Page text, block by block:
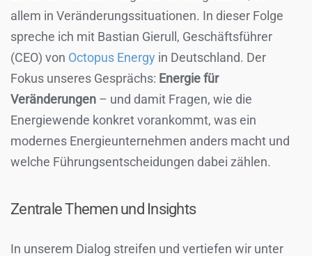
allem in Veränderungssituationen. In dieser Folge
spreche ich mit Bastian Gierull, Geschäftsführer
(CEO) von Octopus Energy in Deutschland. Der
Fokus unseres Gesprächs: Energie für
Veränderungen – und damit Fragen, wie die
Energiewende konkret vorankommt, was ein
modernes Energieunternehmen anders macht und
welche Führungsentscheidungen dabei zählen.
Zentrale Themen und Insights
In unserem Dialog streifen und vertiefen wir unter